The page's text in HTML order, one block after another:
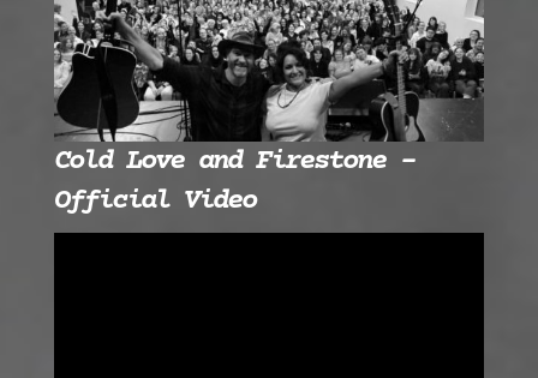
Cold Love and Firestone –
Official Video